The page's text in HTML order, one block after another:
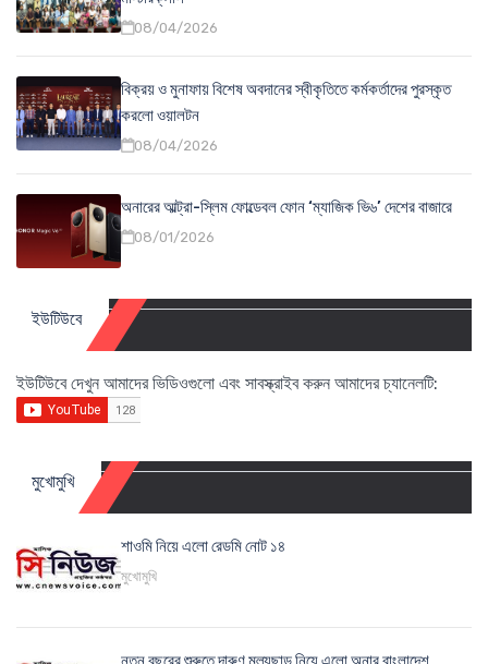
08/04/2026
বিক্রয় ও মুনাফায় বিশেষ অবদানের স্বীকৃতিতে কর্মকর্তাদের পুরস্কৃত
করলো ওয়ালটন
08/04/2026
অনারের আল্ট্রা-স্লিম ফোল্ডেবল ফোন ‘ম্যাজিক ভি৬’ দেশের বাজারে
08/01/2026
ইউটিউবে
ইউটিউবে দেখুন আমাদের ভিডিওগুলো এবং সাবস্ক্রাইব করুন আমাদের চ্যানেলটি:
মুখোমুখি
শাওমি নিয়ে এলো রেডমি নোট ১৪
মুখোমুখি